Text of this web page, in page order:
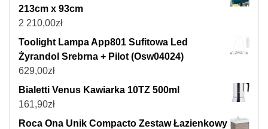
213cm x 93cm
2 210,00zł
Toolight Lampa App801 Sufitowa Led
Żyrandol Srebrna + Pilot (Osw04024)
629,00zł
Bialetti Venus Kawiarka 10TZ 500ml
161,90zł
Roca Ona Unik Compacto Zestaw Łazienkowy